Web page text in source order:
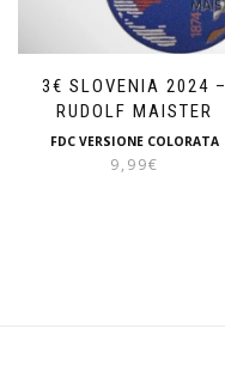
3€ SLOVENIA 2024 –
RUDOLF MAISTER
FDC VERSIONE COLORATA
9,99€